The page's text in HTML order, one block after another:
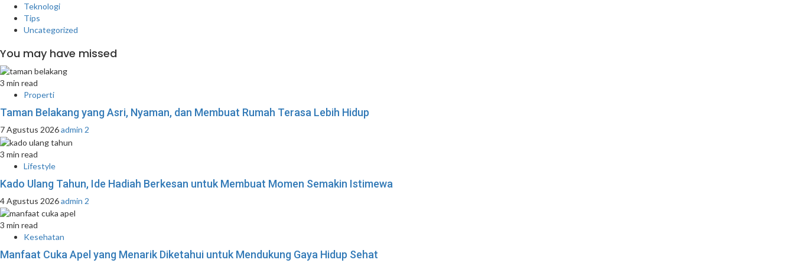
Teknologi
Tips
Uncategorized
You may have missed
3 min read
Properti
Taman Belakang yang Asri, Nyaman, dan Membuat Rumah Terasa Lebih Hidup
7 Agustus 2026admin 2
3 min read
Lifestyle
Kado Ulang Tahun, Ide Hadiah Berkesan untuk Membuat Momen Semakin Istimewa
4 Agustus 2026admin 2
3 min read
Kesehatan
Manfaat Cuka Apel yang Menarik Diketahui untuk Mendukung Gaya Hidup Sehat